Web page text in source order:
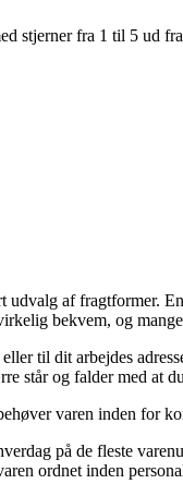
stjerner fra 1 til 5 ud
af fragtformer.
bekvem, og
til dit arbejdes
står og falder med at
varen inden for
på de fleste
ordnet inden